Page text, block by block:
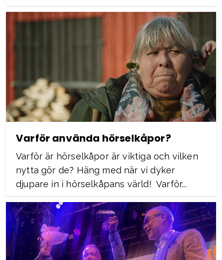
Varför använda hörselkåpor?
Varför är hörselkåpor är viktiga och vilken
nytta gör de? Häng med när vi dyker
djupare in i hörselkåpans värld! Varför...